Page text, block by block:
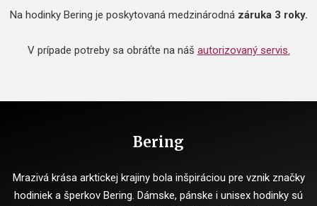
Na hodinky Bering je poskytovaná medzinárodnázáruka 3 roky.
V prípade potreby sa obráťte na náš autorizovaný servis.
Bering
Mrazivá krása arktickej krajiny bola inšpiráciou pre vznik značky
hodiniek a šperkov Bering. Dámske, pánske i unisex hodinky sú